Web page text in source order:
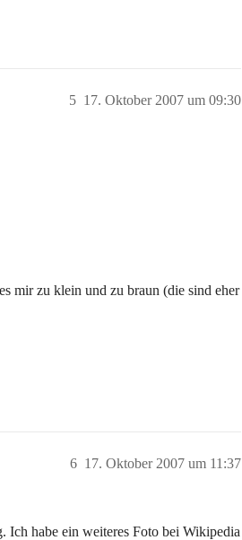
17. Oktober 2007 um 09:30
5
mir zu klein und zu braun (die sind eher
17. Oktober 2007 um 11:37
6
Ich habe ein weiteres Foto bei Wikipedia